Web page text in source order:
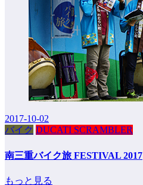
2017-10-02
バイク DUCATI SCRAMBLER
南三重バイク旅 FESTIVAL 2017
もっと見る